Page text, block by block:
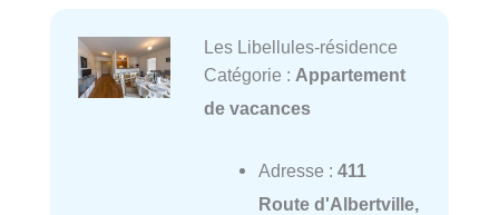
Les Libellules-résidence
Catégorie : Appartement
de vacances
Adresse : 411
Route d'Albertville,